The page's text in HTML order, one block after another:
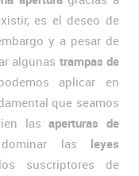
es el deseo de
y a pesar de
algunas trampas de
aplicar en
que seamos
lasaperturas de
las leyes
suscriptores de